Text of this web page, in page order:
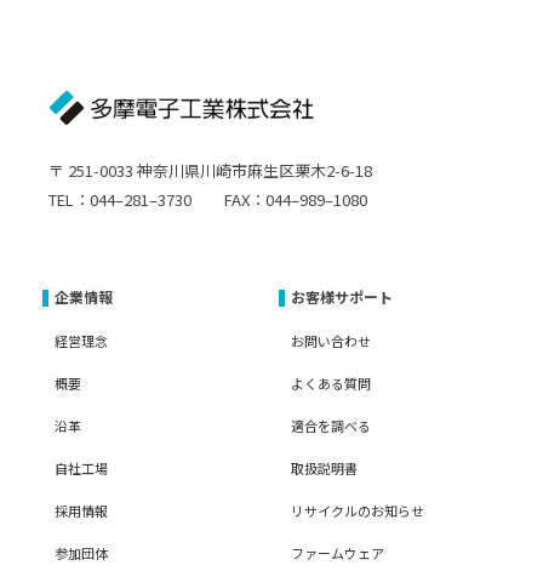
〒 251-0033 神奈川県川崎市麻生区栗木2-6-18
TEL：044–281–3730 FAX：044–989–1080
企業情報
経営理念
概要
沿革
自社工場
採用情報
参加団体
お客様サポート
お問い合わせ
よくある質問
適合を調べる
取扱説明書
リサイクルのお知らせ
ファームウェア